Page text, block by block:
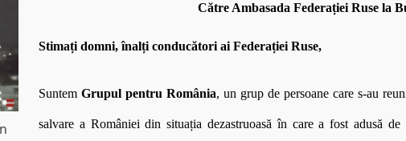
Către Ambasada Federației Ruse la
Stimați domni, înalți conducători ai Federației Ruse,
Suntem Grupul pentru România, un grup de persoane care s-au
salvare a României din situația dezastruoasă în care a fost adusă